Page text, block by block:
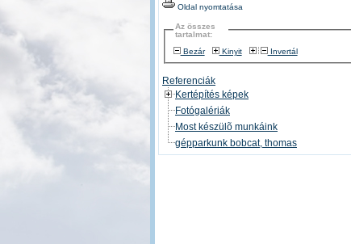
Oldal nyomtatása
Az összes
tartalmat:
Bezár
Kinyit Invertál
Referenciák
Kertépítés képek
Fotógalériák
Most készülõ munkáink
gépparkunk bobcat, thomas